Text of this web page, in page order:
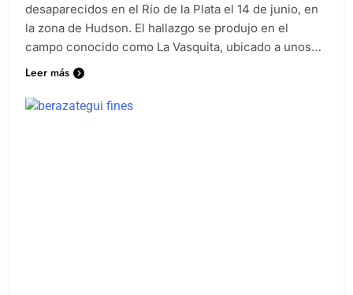
desaparecidos en el Río de la Plata el 14 de junio, en
la zona de Hudson. El hallazgo se produjo en el
campo conocido como La Vasquita, ubicado a unos…
Leer más